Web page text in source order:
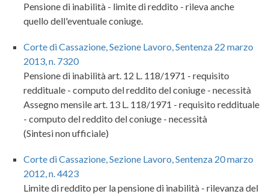
Pensione di inabilità - limite di reddito - rileva anche
quello dell'eventuale coniuge.
Corte di Cassazione, Sezione Lavoro, Sentenza 22 marzo
2013, n. 7320
Pensione di inabilità art. 12 L. 118/1971 - requisito
reddituale - computo del reddito del coniuge - necessità
Assegno mensile art. 13 L. 118/1971 - requisito reddituale
- computo del reddito del coniuge - necessità
(Sintesi non ufficiale)
Corte di Cassazione, Sezione Lavoro, Sentenza 20 marzo
2012, n. 4423
Limite di reddito per la pensione di inabilità - rilevanza del